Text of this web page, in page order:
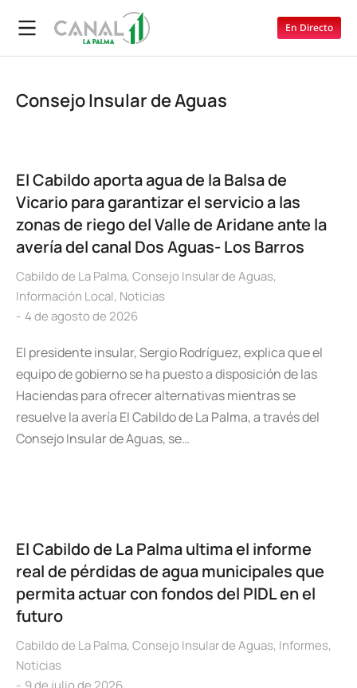
En Directo
Consejo Insular de Aguas
El Cabildo aporta agua de la Balsa de
Vicario para garantizar el servicio a las
zonas de riego del Valle de Aridane ante la
avería del canal Dos Aguas- Los Barros
Cabildo de La Palma, Consejo Insular de Aguas,
Información Local, Noticias
4 de agosto de 2026
El presidente insular, Sergio Rodríguez, explica que el
equipo de gobierno se ha puesto a disposición de las
Haciendas para ofrecer alternativas mientras se
resuelve la avería El Cabildo de La Palma, a través del
Consejo Insular de Aguas, se…
El Cabildo de La Palma ultima el informe
real de pérdidas de agua municipales que
permita actuar con fondos del PIDL en el
futuro
Cabildo de La Palma, Consejo Insular de Aguas, Informes,
Noticias